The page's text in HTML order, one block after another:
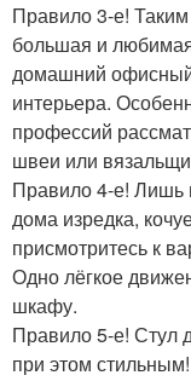
Правило 3-е!
большая и
домашний
интерьера.
профессий
швеи или
Правило 4-е! Лишь
дома изредка,
присмотритесь к
Одно лёгкое
шкафу.
Правило 5-е! Стул
при этом